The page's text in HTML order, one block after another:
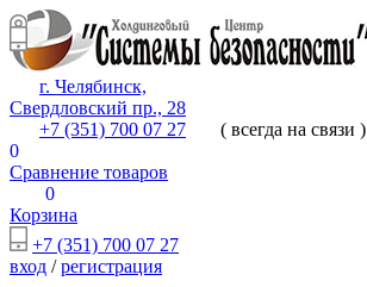
г. Челябинск,
Свердловский пр., 28
+7 (351) 700 07 27
( всегда на связи )
0
Сравнение товаров
0
Корзина
+7 (351) 700 07 27
вход /регистрация